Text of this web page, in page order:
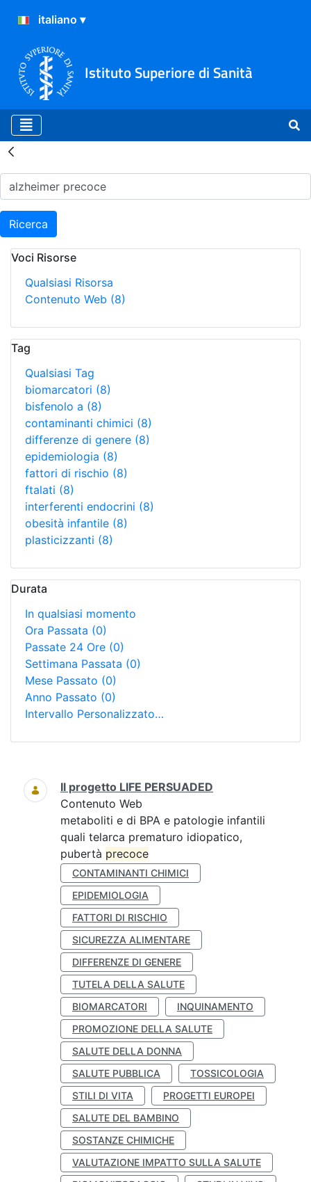
Istituto Superiore di Sanità
Risultati della Ricerca -
Ricerca
Voci Risorse
Qualsiasi Risorsa
Contenuto Web (8)
Tag
Qualsiasi Tag
biomarcatori (8)
bisfenolo a (8)
contaminanti chimici (8)
differenze di genere (8)
epidemiologia (8)
fattori di rischio (8)
ftalati (8)
interferenti endocrini (8)
obesità infantile (8)
plasticizzanti (8)
Durata
In qualsiasi momento
Ora Passata (0)
Passate 24 Ore (0)
Settimana Passata (0)
Mese Passato (0)
Anno Passato (0)
Intervallo Personalizzato…
Ricerca
Il progetto LIFE PERSUADED
Contenuto Web
metaboliti e di BPA e patologie infantili
quali telarca prematuro idiopatico,
pubertà precoce
CONTAMINANTI CHIMICI
EPIDEMIOLOGIA
FATTORI DI RISCHIO
SICUREZZA ALIMENTARE
DIFFERENZE DI GENERE
TUTELA DELLA SALUTE
BIOMARCATORI
INQUINAMENTO
PROMOZIONE DELLA SALUTE
SALUTE DELLA DONNA
SALUTE PUBBLICA
TOSSICOLOGIA
STILI DI VITA
PROGETTI EUROPEI
SALUTE DEL BAMBINO
SOSTANZE CHIMICHE
VALUTAZIONE IMPATTO SULLA SALUTE